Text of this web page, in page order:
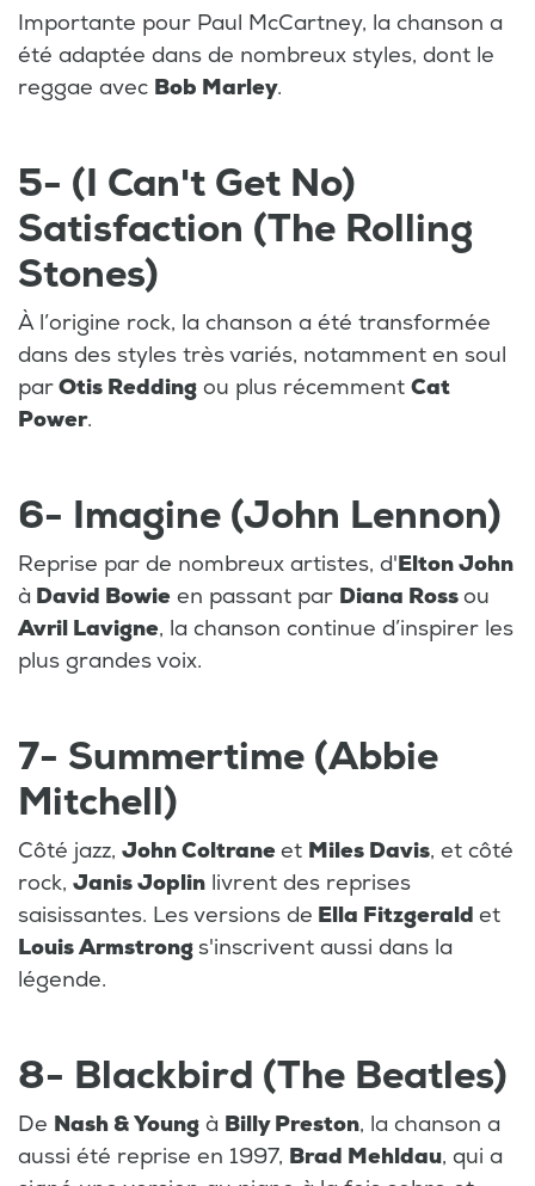
Importante pour Paul McCartney, la chanson a
été adaptée dans de nombreux styles, dont le
reggae avec Bob Marley.
5- (I Can't Get No)
Satisfaction (The Rolling
Stones)
À l’origine rock, la chanson a été transformée
dans des styles très variés, notamment en soul
parOtis Redding ou plus récemment Cat
Power.
6- Imagine (John Lennon)
Reprise par de nombreux artistes, d'Elton John
à David Bowie en passant par Diana Rossou
Avril Lavigne, la chanson continue d’inspirer les
plus grandes voix.
7- Summertime (Abbie
Mitchell)
Côté jazz, John Coltraneet Miles Davis, et côté
rock, Janis Joplin livrent des reprises
saisissantes. Les versions de Ella Fitzgerald et
Louis Armstrongs'inscrivent aussi dans la
légende.
8- Blackbird (The Beatles)
De Nash & Young à Billy Preston, la chanson a
aussi été reprise en 1997, Brad Mehldau, qui a